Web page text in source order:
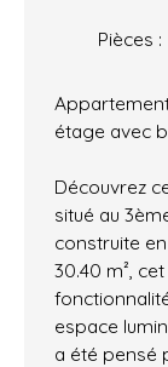
Pièces :
étage avec
Découvrez
situé au
construite
30.40 m²,
espace
a été pensé